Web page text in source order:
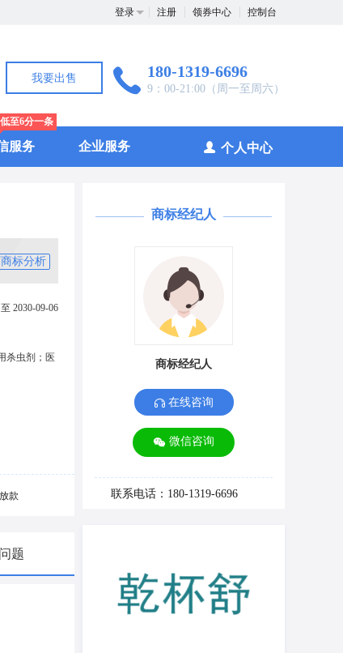
登录 注册 领券中心 控制台
我要出售 180-1319-6696
9：00-21:00（周一至周六）
服务
低至6分一条
企业服务 个人中心
标分析
2030-09-06
杀虫剂；医
款
题
商标经纪人
商标经纪人
在线咨询
微信咨询
联系电话：180-1319-6696